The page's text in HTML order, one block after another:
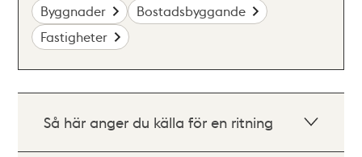
Byggnader
Bostadsbyggande
Fastigheter
Så här anger du källa för en ritning